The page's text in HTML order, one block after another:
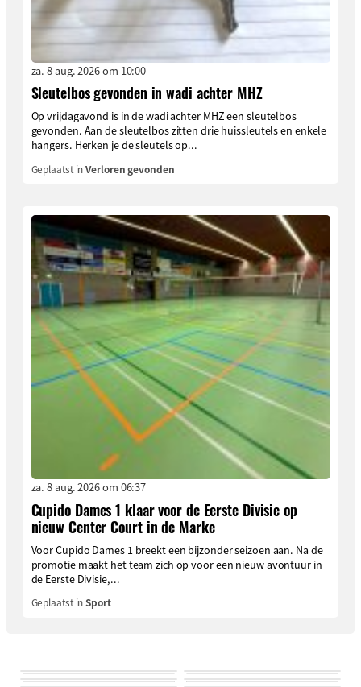
za. 8 aug. 2026 om 10:00
Sleutelbos gevonden in wadi achter MHZ
Op vrijdagavond is in de wadi achter MHZ een sleutelbos
gevonden. Aan de sleutelbos zitten drie huissleutels en enkele
hangers. Herken je de sleutels op...
Geplaatst inVerloren gevonden
za. 8 aug. 2026 om 06:37
Cupido Dames 1 klaar voor de Eerste Divisie op
nieuw Center Court in de Marke
Voor Cupido Dames 1 breekt een bijzonder seizoen aan. Na de
promotie maakt het team zich op voor een nieuw avontuur in
de Eerste Divisie,...
Geplaatst inSport